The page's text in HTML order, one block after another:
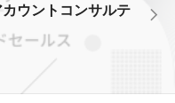
ウントコンサルテ